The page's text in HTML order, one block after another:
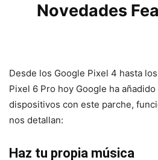
Novedades
Desde los Google Pixel 4 hasta
Pixel 6 Pro hoy Google ha
dispositivos con este parche,
nos detallan:
Haz tu propia música